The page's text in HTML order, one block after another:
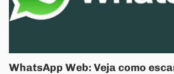
WhatsApp Web: Veja como